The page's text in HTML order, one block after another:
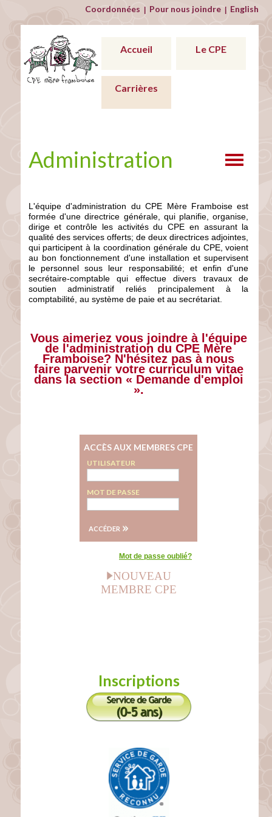
Coordonnées Pour nous joindre English
Accueil Le CPE
Carrières
Administration
L'équipe d'administration du CPE Mère Framboise est
formée d'une directrice générale, qui planifie, organise,
dirige et contrôle les activités du CPE en assurant la
qualité des services offerts; de deux directrices adjointes,
qui participent à la coordination générale du CPE, voient
au bon fonctionnement d'une installation et supervisent
le personnel sous leur responsabilité; et enfin d'une
secrétaire-comptable qui effectue divers travaux de
soutien administratif reliés principalement à la
comptabilité, au système de paie et au secrétariat.
Vous aimeriez vous joindre à l'équipe
de l'administration du CPE Mère
Framboise? N'hésitez pas à nous
faire parvenir votre curriculum vitae
dans la section « Demande d'emploi
».
ACCÈS AUX MEMBRES CPE
UTILISATEUR
MOT DE PASSE
ACCÉDER
Mot de passe oublié?
NOUVEAU
MEMBRE CPE
Inscriptions